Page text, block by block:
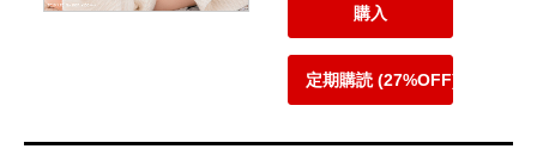
購入
定期購読 (27%OFF)